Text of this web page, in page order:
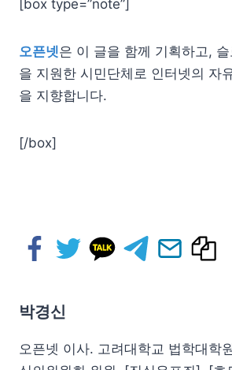
[box type=”note”]
오픈넷은 이 글을 함께 기획하고,
을 지원한 시민단체로 인터 넷의 자
을 지향합니다.
[/box]
박경신
오픈넷 이사. 고려대학교 법학대학